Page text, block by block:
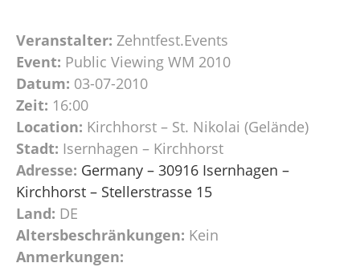
Veranstalter: Zehntfest.Events
Event: Public Viewing WM 2010
Datum: 03-07-2010
Zeit: 16:00
Location: Kirchhorst – St. Nikolai (Gelände)
Stadt: Isernhagen – Kirchhorst
Adresse: Germany – 30916 Isernhagen –
Kirchhorst – Stellerstrasse 15
Land: DE
Altersbeschränkungen: Kein
Anmerkungen: